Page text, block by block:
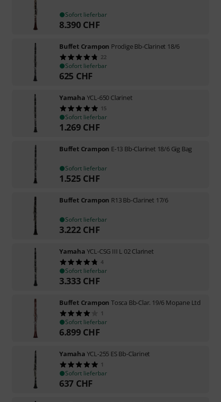
Sofort lieferbar
8.390 CHF
Buffet Crampon Prodige Bb-Clarinet 18/6
22
Sofort lieferbar
625 CHF
Yamaha YCL-650 Clarinet
15
Sofort lieferbar
1.269 CHF
Buffet Crampon E-13 Bb-Clarinet 18/6 Gig Bag
Sofort lieferbar
1.525 CHF
Buffet Crampon R13 Bb-Clarinet 17/6
Sofort lieferbar
3.222 CHF
Yamaha YCL-CSG III L 02 Clarinet
4
Sofort lieferbar
3.333 CHF
Buffet Crampon Tosca Bb-Clar. 19/6 Mopane Ltd
1
Sofort lieferbar
6.899 CHF
Yamaha YCL-255 ES Bb-Clarinet
1
Sofort lieferbar
637 CHF